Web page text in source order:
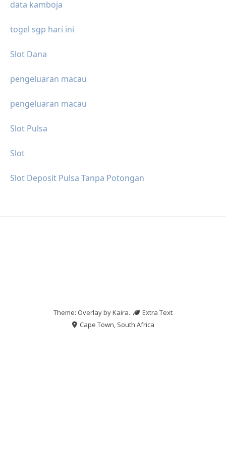
data kamboja
togel sgp hari ini
Slot Dana
pengeluaran macau
pengeluaran macau
Slot Pulsa
Slot
Slot Deposit Pulsa Tanpa Potongan
Theme: Overlay byKaira.
Extra Text
Cape Town, South Africa